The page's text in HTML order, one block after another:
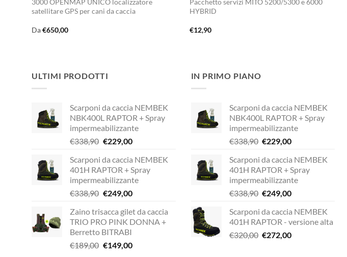
satellitare GPS per cani da caccia
Da€650,00
HYBRID
€12,90
ULTIMI PRODOTTI
Scarponi da caccia NEMBEK
NBK400L RAPTOR + Spray
impermeabilizzante
€338,90 Il
originale
era:
€338,90.
€229,00Il
attuale
è:
€229,00.
Scarponi da caccia NEMBEK
401H RAPTOR + Spray
impermeabilizzante
€338,90 Il
originale
era:
€338,90.
€249,00Il
attuale
è:
Zaino trisacca gilet da caccia
TRIO PRO PINK DONNA +
Berretto BITRABI
€189,00 Il
€149,00Il
IN PRIMO PIANO
Scarponi da caccia NEMBEK
NBK400L RAPTOR + Spray
impermeabilizzante
€338,90 Il
originale
era:
€338,90.
€229,00Il
attuale
è:
€229,00.
Scarponi da caccia NEMBEK
401H RAPTOR + Spray
impermeabilizzante
€338,90 Il
originale
era:
€338,90.
€249,00Il
attuale
è:
€249,00.
Scarponi da caccia NEMBEK
401H RAPTOR - versione alta
€320,00 Il
€272,00Il